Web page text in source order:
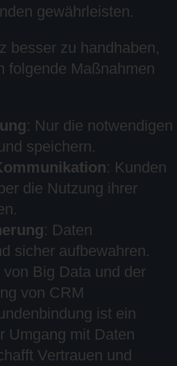
gewährleisten.
besser zu handhaben,
folgende Maßnahmen
: Nur die notwendigen
speichern.
: Kunden
die Nutzung ihrer
: Daten
sicher aufbewahren.
Big Data und der
von CRM
ist ein
Umgang mit Daten
Vertrauen und